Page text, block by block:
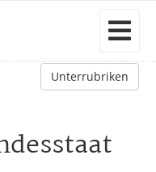
Unterrubriken